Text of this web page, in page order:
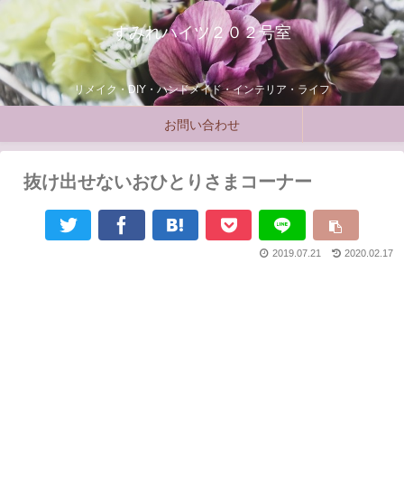
すみれハイツ２０２号室
リメイク・DIY・ハンドメイド・インテリア・ライフ
お問い合わせ
抜け出せないおひとりさまコーナー
2020.02.17
2019.07.21